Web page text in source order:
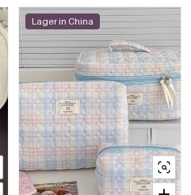
Lager in China